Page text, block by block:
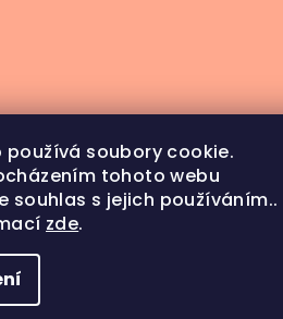
používá soubory cookie.
tohoto webu
souhlas s jejich používáním..
zde.
na Instagramu